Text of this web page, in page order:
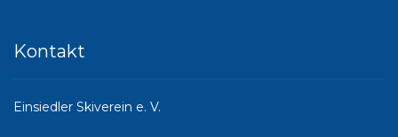
Kontakt
Einsiedler Skiverein e. V.